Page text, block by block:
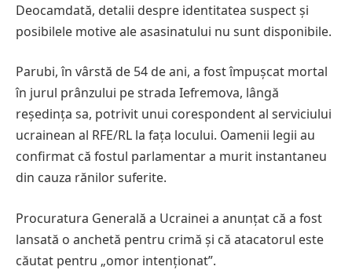
Deocamdată, detalii despre identitatea suspect și
posibilele motive ale asasinatului nu sunt disponibile.
Parubi, în vârstă de 54 de ani, a fost împușcat mortal
în jurul prânzului pe strada Iefremova, lângă
reședința sa, potrivit unui corespondent al serviciului
ucrainean al RFE/RL la fața locului. Oamenii legii au
confirmat că fostul parlamentar a murit instantaneu
din cauza rănilor suferite.
Procuratura Generală a Ucrainei a anunțat că a fost
lansată o anchetă pentru crimă și că atacatorul este
căutat pentru „omor intenționat”.